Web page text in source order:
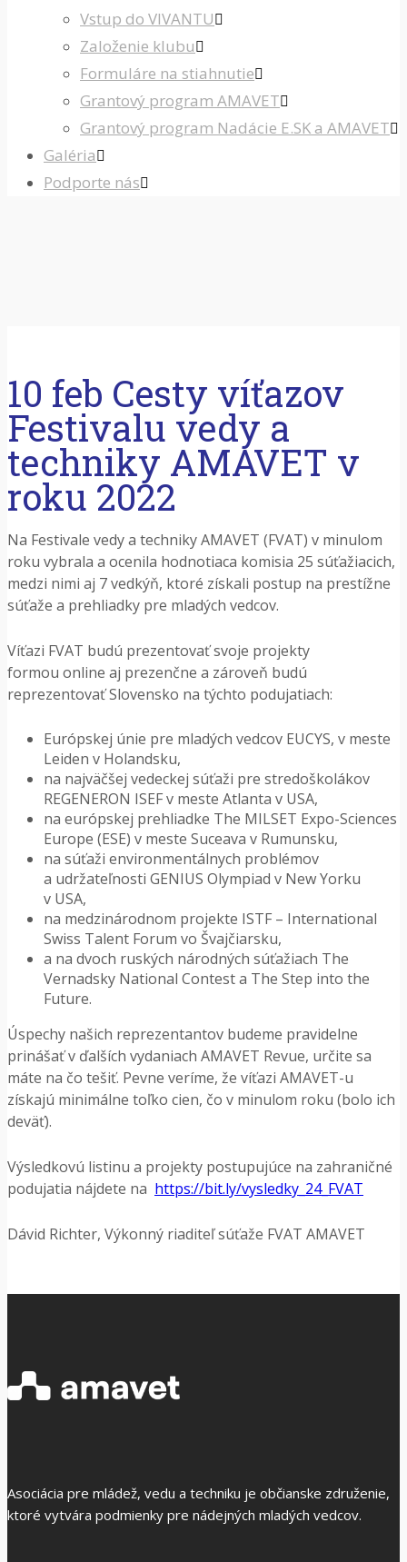
Vstup do VIVANTU
Založenie klubu
Formuláre na stiahnutie
Grantový program AMAVET
Grantový program Nadácie E.SK a AMAVET
Galéria
Podporte nás
10 feb Cesty víťazov
Festivalu vedy a
techniky AMAVET v
roku 2022
Na Festivale vedy a techniky AMAVET (FVAT) v minulom
roku vybrala a ocenila hodnotiaca komisia 25 súťažiacich,
medzi nimi aj 7 vedkýň, ktoré získali postup na prestížne
súťaže a prehliadky pre mladých vedcov.
Víťazi FVAT budú prezentovať svoje projekty
formou online aj prezenčne a zároveň budú
reprezentovať Slovensko na týchto podujatiach:
Európskej únie pre mladých vedcov EUCYS, v meste
Leiden v Holandsku,
na najväčšej vedeckej súťaži pre stredoškolákov
REGENERON ISEF v meste Atlanta v USA,
na európskej prehliadke The MILSET Expo-Sciences
Europe (ESE) v meste Suceava v Rumunsku,
na súťaži environmentálnych problémov
a udržateľnosti GENIUS Olympiad v New Yorku
v USA,
na medzinárodnom projekte ISTF – International
Swiss Talent Forum vo Švajčiarsku,
a na dvoch ruských národných súťažiach The
Vernadsky National Contest a The Step into the
Future.
Úspechy našich reprezentantov budeme pravidelne
prinášať v ďalších vydaniach AMAVET Revue, určite sa
máte na čo tešiť. Pevne veríme, že víťazi AMAVET-u
získajú minimálne toľko cien, čo v minulom roku (bolo ich
deväť).
Výsledkovú listinu a projekty postupujúce na zahraničné
podujatia nájdete na https://bit.ly/vysledky_24_FVAT
Dávid Richter, Výkonný riaditeľ súťaže FVAT AMAVET
Asociácia pre mládež, vedu a techniku je občianske združenie,
ktoré vytvára podmienky pre nádejných mladých vedcov.